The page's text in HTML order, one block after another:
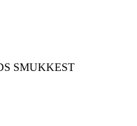
SMUKKEST